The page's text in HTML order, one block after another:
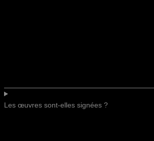
Les œuvres sont-elles signées ?